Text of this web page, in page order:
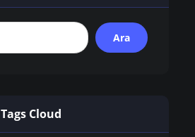
Tags Cloud